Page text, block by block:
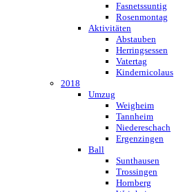
Fasnetssuntig
Rosenmontag
Aktivitäten
Abstauben
Herringsessen
Vatertag
Kindernicolaus
2018
Umzug
Weigheim
Tannheim
Niedereschach
Ergenzingen
Ball
Sunthausen
Trossingen
Hornberg